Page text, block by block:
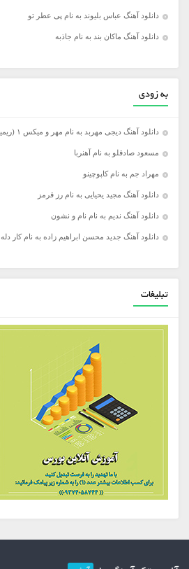
دانلود آهنگ عباس بلیوند به نام پی عطر تو
دانلود آهنگ ماکان بند به نام جاذبه
به زودی
دانلود آهنگ دیجی مهربد به نام مهر و میکس ۱ (ریمیکس)
مسعود صادقلو به نام آهنربا
مهراد جم به نام کاپوچینو
دانلود آهنگ مجید یحیایی به نام رز قرمز
دانلود آهنگ ندیم به نام نام و نشون
دانلود آهنگ جدید محسن ابراهیم زاده به نام کار دله
تبلیغات